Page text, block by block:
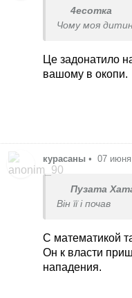
4есотка
Чому моя
Це задонатило
вашому в окопи.
курасаны • 07
Пузата
Він її і почав
С математикой
Он к власти
нападения.